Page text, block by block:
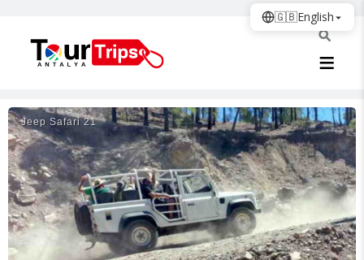
Jeep Safari̇ 21
🇬🇧English